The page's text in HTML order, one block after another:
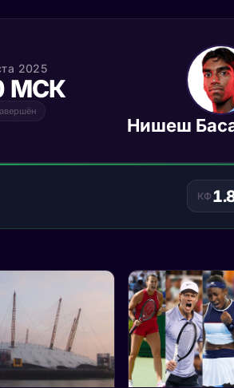
2025
МСК
Нишеш
КФ